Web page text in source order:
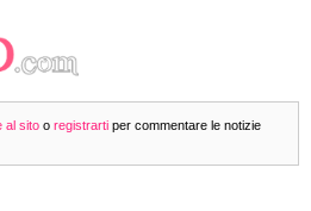
al sito o registrarti per commentare le notizie